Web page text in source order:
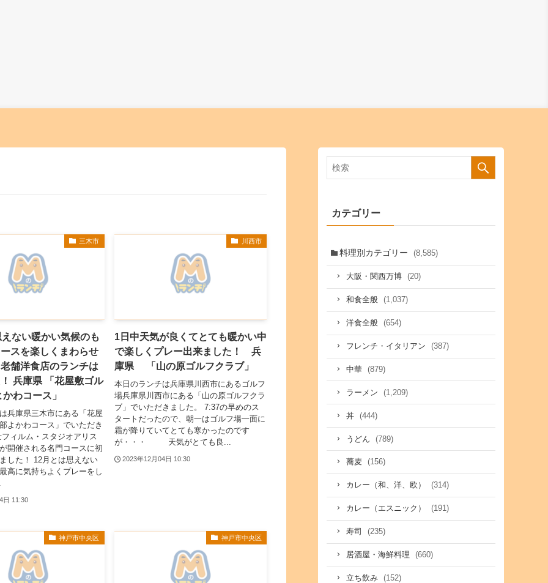
三木市
ない暖かい気候のも
スを楽しくまわらせ
舗洋食店のランチは
兵庫県 「花屋敷ゴル
わコース」
兵庫県三木市にある「花屋
よかわコース」でいただき
ィルム・スタジオアリス
開催される名門コースに初
した！ 12月とは思えない
高に気持ちよくプレーをし
日 11:30
川西市
1日中天気が良くてとても暖かい中
で楽しくプレー出来ました！ 兵
庫県 「山の原ゴルフクラブ」
本日のランチは兵庫県川西市にあるゴルフ
場兵庫県川西市にある「山の原ゴルフクラ
ブ」でいただきました。 7:37の早めのス
タートだったので、朝一はゴルフ場一面に
霜が降りていてとても寒かったのです
が・・・ 天気がとても良...
2023年12月04日 10:30
神戸市中央区 神戸市中央区
カテゴリー
料理別カテゴリー (8,585)
大阪・関西万博 (20)
和食全般 (1,037)
洋食全般 (654)
フレンチ・イタリアン (387)
中華 (879)
ラーメン (1,209)
丼 (444)
うどん (789)
蕎麦 (156)
カレー（和、洋、欧） (314)
カレー（エスニック） (191)
寿司 (235)
居酒屋・海鮮料理 (660)
立ち飲み (152)